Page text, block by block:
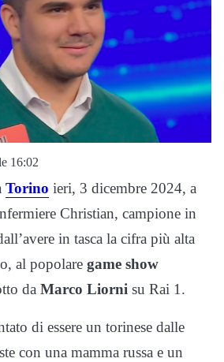
16:02
Torino ieri, 3 dicembre 2024, a
Christian, campione in
in tasca la cifra più alta
al popolare game show
da Marco Liorni su Rai 1.
di essere un torinese dalle
con una mamma russa e un